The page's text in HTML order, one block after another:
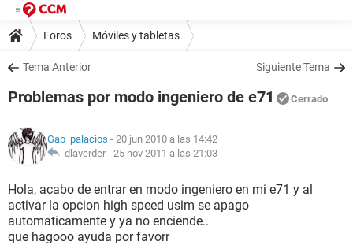
Foros Móviles y tabletas
Tema Anterior Siguiente Tema
Problemas por modo ingeniero de e71 Cerrado
Gab_palacios - 20 jun 2010 a las 14:42
dlaverder - 25 nov 2011 a las 21:03
Hola, acabo de entrar en modo ingeniero en mi e71 y al
activar la opcion high speed usim se apago
automaticamente y ya no enciende..
que hagooo ayuda por favorr